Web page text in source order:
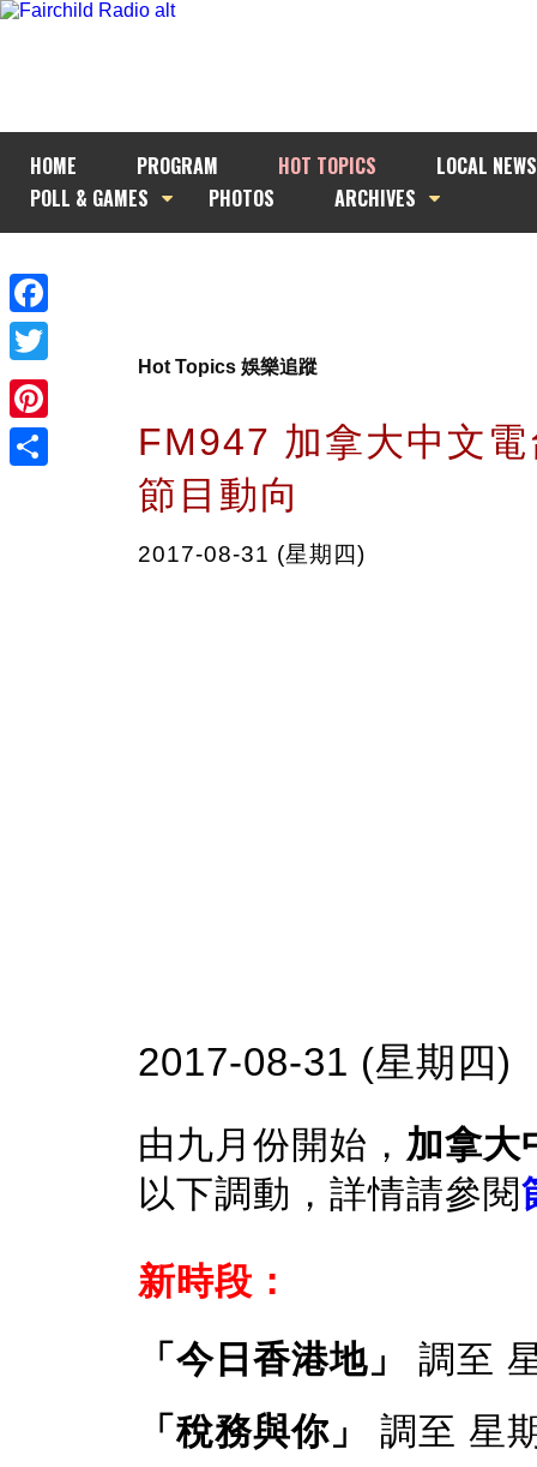
HOME PROGRAM HOT TOPICS
LOCAL NEWS
POLL & GAMES
PHOTOS ARCHIVES
Facebook
Twitter
Pinterest
Hot Topics 娛樂追蹤
FM947 加拿大中文
節目動向
2017-08-31 (星期四)
2017-08-31 (星期四)
由九月份開始， 加拿
以下調動，詳情請參閱
新時段：
「今日香港地」
調至
「稅務與你」
調至 星